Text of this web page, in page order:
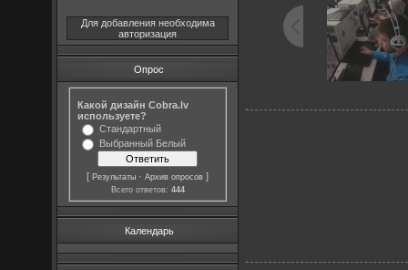
Для добавления необходима
авторизация
Опрос
Какой дизайн Cobra.lv
используете?
Стандартный
Выбранный Белый
[Результаты ·Архив опросов ]
Всего ответов: 444
Календарь